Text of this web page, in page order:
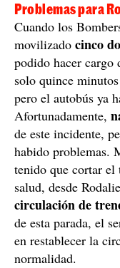
Problemas para
Cuando los
movilizado cinco
podido hacer cargo
solo quince
pero el autobús ya
Afortunadamente,
de este incidente,
habido problemas.
tenido que cortar el
salud, desde
circulación de
de esta parada, el
en restablecer la
normalidad.